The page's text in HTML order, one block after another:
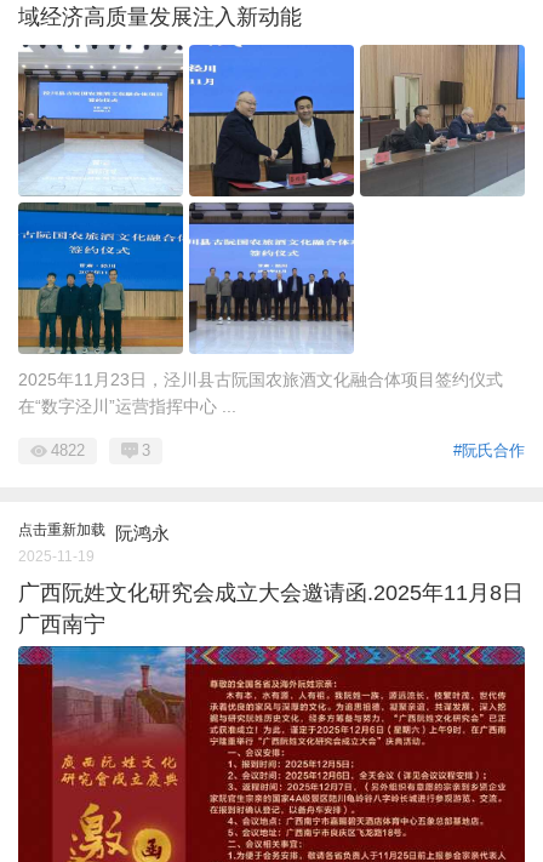
域经济高质量发展注入新动能
2025年11月23日，泾川县古阮国农旅酒文化融合体项目签约仪式
在“数字泾川”运营指挥中心 ...
#阮氏合作
4822 3
点击重新加载 阮鸿永
2025-11-19
广西阮姓文化研究会成立大会邀请函.2025年11月8日
广西南宁